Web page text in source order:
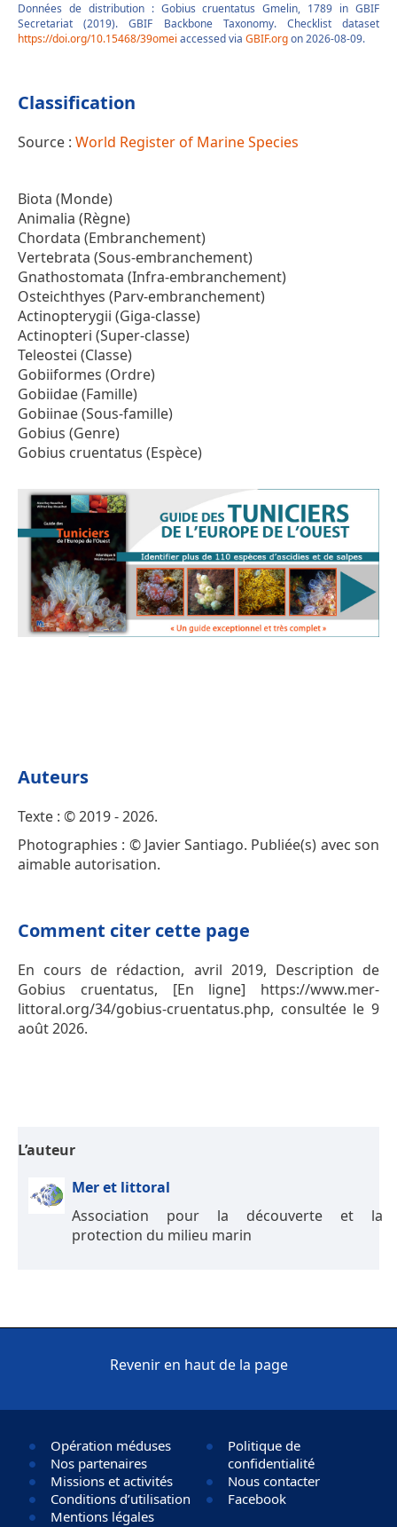
Données de distribution : Gobius cruentatus Gmelin, 1789 in GBIF
Secretariat (2019). GBIF Backbone Taxonomy. Checklist dataset
https://doi.org/10.15468/39omei accessed via GBIF.orgon 2026-08-09.
Classification
Source : World Register of Marine Species
Biota (Monde)
Animalia (Règne)
Chordata (Embranchement)
Vertebrata (Sous-embranchement)
Gnathostomata (Infra-embranchement)
Osteichthyes (Parv-embranchement)
Actinopterygii (Giga-classe)
Actinopteri (Super-classe)
Teleostei (Classe)
Gobiiformes (Ordre)
Gobiidae (Famille)
Gobiinae (Sous-famille)
Gobius (Genre)
Gobius cruentatus (Espèce)
Auteurs
Texte : © 2019 - 2026.
Photographies : © Javier Santiago. Publiée(s) avec son
aimable autorisation.
Comment citer cette page
En cours de rédaction, avril 2019, Description de
Gobius cruentatus, [En ligne] https://www.mer-
littoral.org/34/gobius-cruentatus.php, consultée le 9
août 2026.
L’auteur
Mer et littoral
Association pour la découverte et la
protection du milieu marin
Revenir en haut de la page
Opération méduses
Nos partenaires
Missions et activités
Conditions d’utilisation
Mentions légales
Politique de
confidentialité
Nous contacter
Facebook